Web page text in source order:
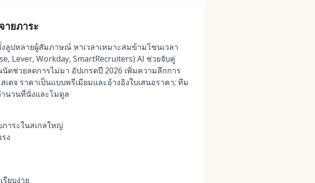
ายภาระ
ลูปหลายผู้สัมภาษณ์ หาเวลาเหมาะสมข้ามโซนเวลา
Lever, Workday, SmartRecruiters) AI ช่วยจับคู่
ช่วยลดการไม่มา อัปเกรดปี 2026 เพิ่มความลึกการ
ตจ ราคาเป็นแบบพรีเมียมและอ้างอิงใบเสนอราคา; ทีม
นวนที่นั่งและโมดูล
าระในสเกลใหญ่
ง
ยบง่าย